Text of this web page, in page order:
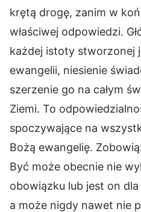
krętą drogę, zanim w
właściwej odpowiedzi.
każdej istoty stworzonej
ewangelii, niesienie
szerzenie go na całym
Ziemi. To
spoczywające na
Bożą ewangelię.
Być może obecnie nie
obowiązku lub jest on
a może nigdy nawet nie